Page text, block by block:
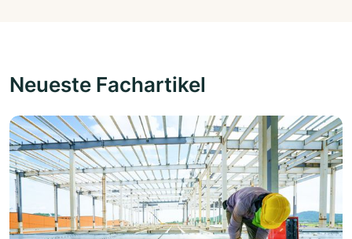
Neueste Fachartikel